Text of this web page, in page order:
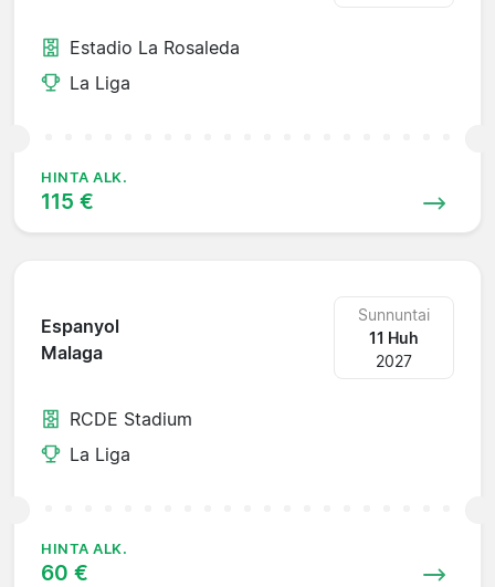
Estadio La Rosaleda
La Liga
HINTA ALK.
115 €
Espanyol
Malaga
Sunnuntai
11 Huh
2027
RCDE Stadium
La Liga
HINTA ALK.
60 €